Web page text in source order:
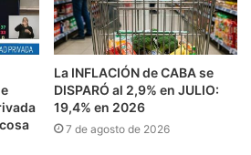
La INFLACIÓN de CABA se
DISPARÓ al 2,9% en JULIO:
19,4% en 2026
7 de agosto de 2026